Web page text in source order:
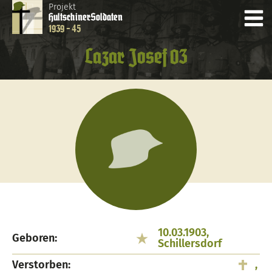
Projekt
HultschinerSoldaten
1939 - 45
Lazar Josef 03
Geboren:
10.03.1903,
Schillersdorf
Verstorben:
,